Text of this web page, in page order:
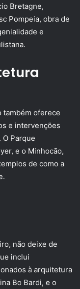
Bretagne,
Pompeia, obra de
e
também oferece
e intervenções
Parque
e o Minhocão,
de como a
não deixe de
inclui
à arquitetura
Bo Bardi, e o